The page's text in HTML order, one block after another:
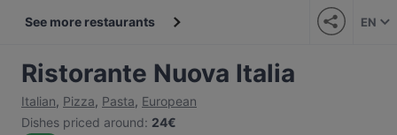
See more restaurants EN
Ristorante Nuova Italia
Italian, Pizza, Pasta, European
Dishes priced around: 24€